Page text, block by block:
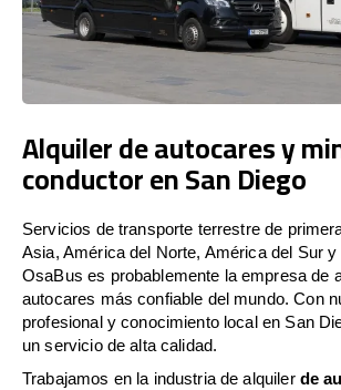
Alquiler de autocares y
conductor en San Diego
Servicios de transporte terrestre de
Asia, América del Norte, América del Sur y
OsaBus es probablemente la empresa de
autocares más confiable del mundo. Con
profesional y conocimiento local en San
un servicio de alta calidad.
Trabajamos en la industria de alquiler de